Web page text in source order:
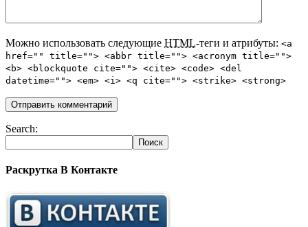
Можно использовать следующие HTML-теги и атрибуты: <a
href="" title=""> <abbr title=""> <acronym title="">
<b> <blockquote cite=""> <cite> <code> <del
datetime=""> <em> <i> <q cite=""> <strike> <strong>
Search:
Раскрутка В Контакте